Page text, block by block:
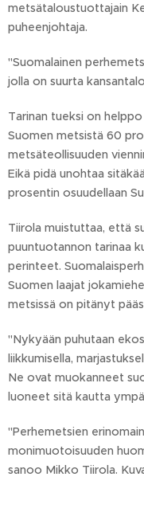
metsätaloustuottajain
puheenjohtaja.
"Suomalainen
jolla on suurta
Tarinan tueksi on
Suomen metsistä 60
metsäteollisuuden
Eikä pidä unohtaa
prosentin osuudellaan
Tiirola muistuttaa, että
puuntuotannon tarinaa
perinteet.
Suomen laajat
metsissä on pitänyt
"Nykyään puhutaan
liikkumisella,
Ne ovat muokanneet
luoneet sitä kautta
"Perhemetsien
monimuotoisuuden
sanoo Mikko Tiirola.